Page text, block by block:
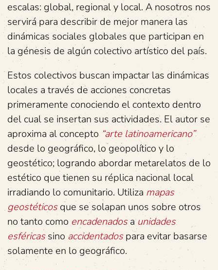
escalas: global, regional y local. A nosotros nos
servirá para describir de mejor manera las
dinámicas sociales globales que participan en
la génesis de algún colectivo artístico del país.
Estos colectivos buscan impactar las dinámicas
locales a través de acciones concretas
primeramente conociendo el contexto dentro
del cual se insertan sus actividades. El autor se
aproxima al concepto “arte latinoamericano”
desde lo geográfico, lo geopolítico y lo
geostético; logrando abordar metarelatos de lo
estético que tienen su réplica nacional local
irradiando lo comunitario. Utiliza mapas
geostéticosque se solapan unos sobre otros
no tanto como encadenadosaunidades
esféricassino accidentadospara evitar basarse
solamente en lo geográfico.